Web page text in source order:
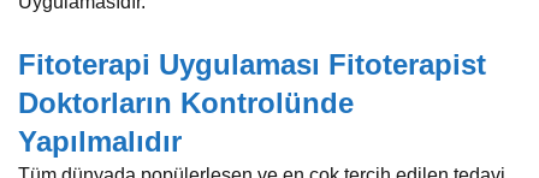
Fitoterapi Uygulaması Fitoterapist
Doktorların Kontrolünde
Yapılmalıdır